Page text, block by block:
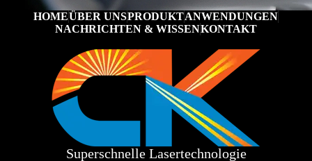
HOMEÜBER UNSPRODUKTANWENDUNGEN
NACHRICHTEN & WISSENKONTAKT
Superschnelle Lasertechnologie